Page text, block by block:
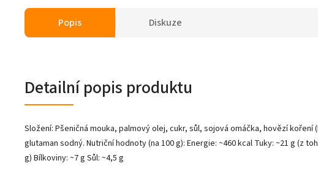
Popis Diskuze
Detailní popis produktu
Složení: Pšeničná mouka, palmový olej, cukr, sůl, sojová omáčka, hovězí
glutaman sodný. Nutriční hodnoty (na 100 g): Energie: ~460 kcal Tuky: ~21 g (z
g) Bílkoviny: ~7 g Sůl: ~4,5 g